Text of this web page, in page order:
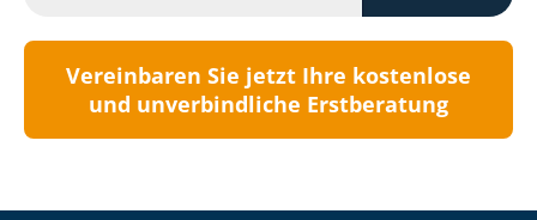
Vereinbaren Sie jetzt Ihre kostenlose
und unverbindliche Erstberatung